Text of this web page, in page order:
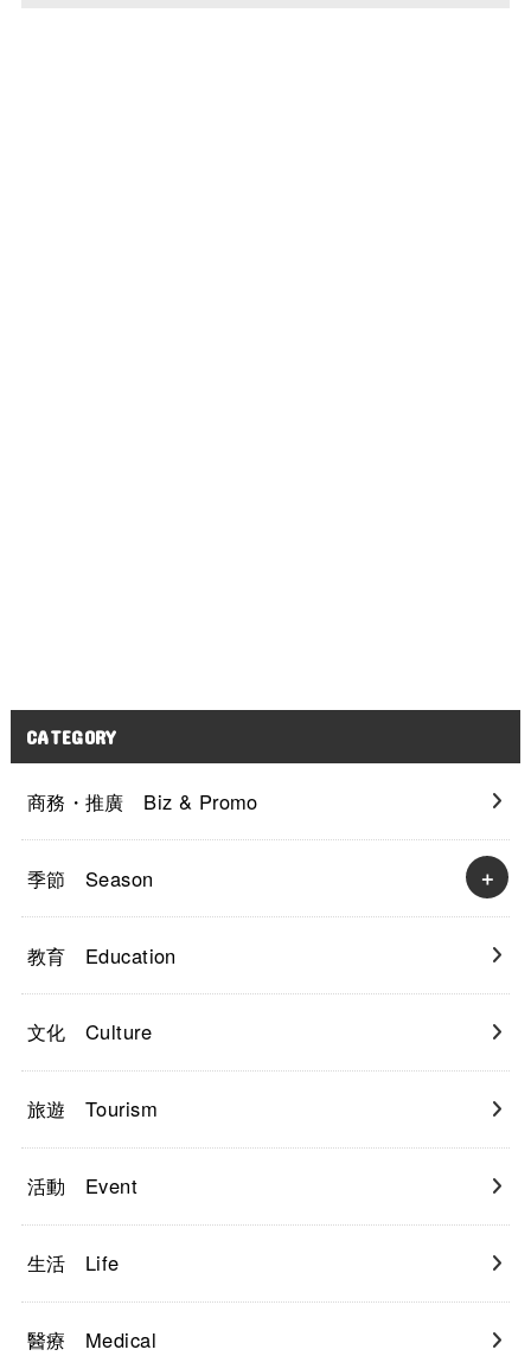
CATEGORY
商務・推廣 Biz & Promo
季節 Season
教育 Education
文化 Culture
旅遊 Tourism
活動 Event
生活 Life
醫療 Medical